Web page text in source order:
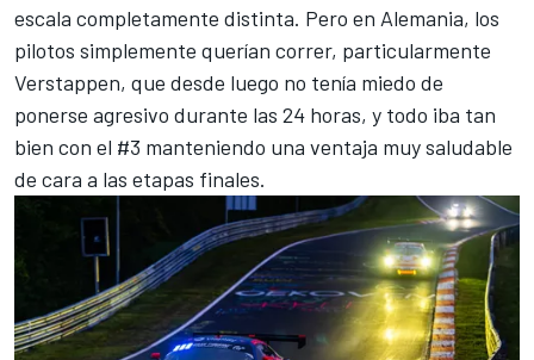
escala completamente distinta. Pero en Alemania, los
pilotos simplemente querían correr, particularmente
Verstappen, que desde luego no tenía miedo de
ponerse agresivo durante las 24 horas, y todo iba tan
bien con el #3 manteniendo una ventaja muy saludable
de cara a las etapas finales.